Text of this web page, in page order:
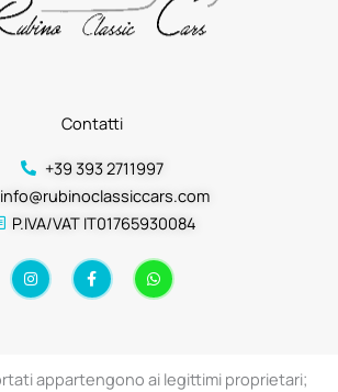
Contatti
+39 393 2711997
info@rubinoclassiccars.com
P.IVA/VAT IT01765930084
I
n
s
a
m
F
a
c
k
-
W
h
a
p
appartengono ai legittimi proprietari;